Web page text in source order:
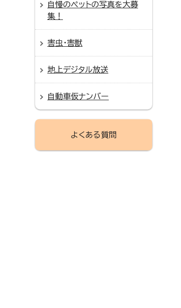
自慢のペットの写真を大募
集！
害虫・害獣
地上デジタル放送
自動車仮ナンバー
よくある質問